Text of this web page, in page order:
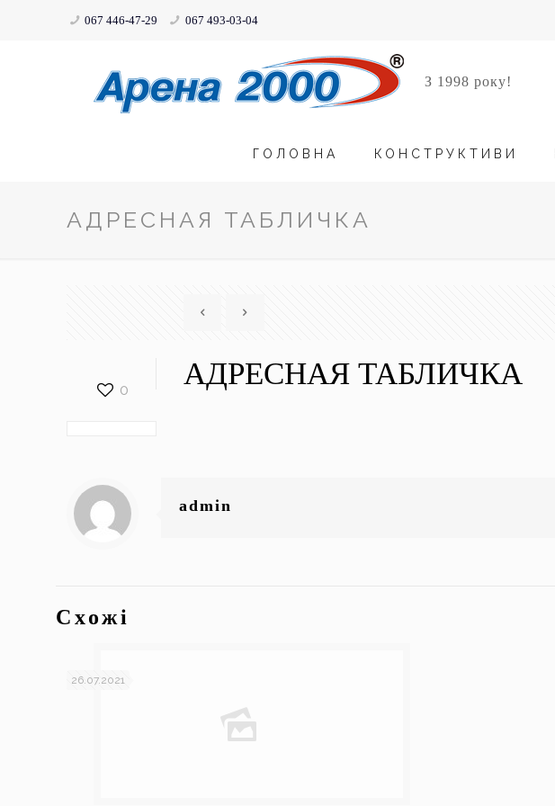
067 446-47-29 067 493-03-04
З 1998 року!
ГОЛОВНА КОНСТРУКТИВИ
АДРЕСНАЯ ТАБЛИЧКА
0 АДРЕСНАЯ ТАБЛИЧКА
admin
Схожі
26.07.2021